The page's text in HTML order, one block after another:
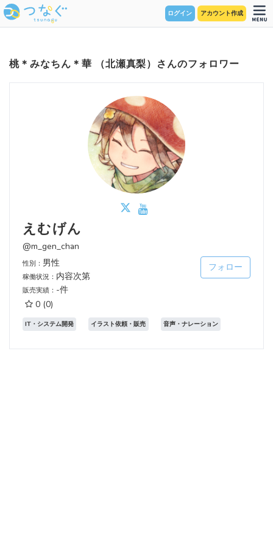
ログイン アカウント作成
桃＊みなちん＊華 （北瀬真梨）さんのフォロワー
えむげん
@m_gen_chan
性別： 男性
稼働状況： 内容次第
販売実績： -件
0 (0)
フォロー
IT・システム開発 イラスト依頼・販売 音声・ナレーション